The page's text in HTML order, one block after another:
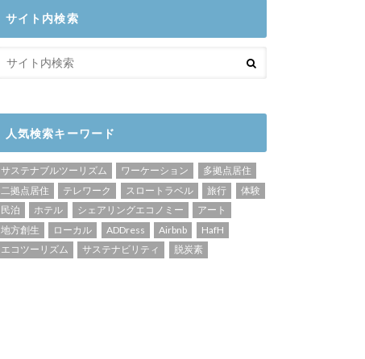
サイト内検索
人気検索キーワード
サステナブルツーリズム ワーケーション
多拠点居住
二拠点居住
テレワーク スロートラベル 旅行
体験
民泊
ホテル シェアリングエコノミー
アート
地方創生
ローカル ADDress Airbnb
HafH
エコツーリズム
サステナビリティ 脱炭素